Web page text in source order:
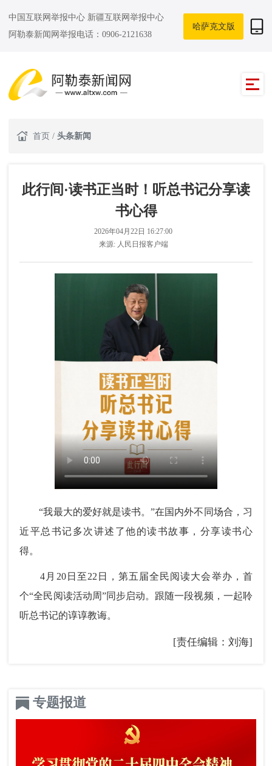
中国互联网举报中心 新疆互联网举报中心
阿勒泰新闻网举报电话：0906-2121638
哈萨克文版
首页 / 头条新闻
此行间·读书正当时！听总书记分享读
书心得
2026年04月22日 16:27:00
来源: 人民日报客户端
“我最大的爱好就是读书。”在国内外不同场合，习
近平总书记多次讲述了他的读书故事，分享读书心
得。
4月20日至22日，第五届全民阅读大会举办，首
个“全民阅读活动周”同步启动。跟随一段视频，一起聆
听总书记的谆谆教诲。
[责任编辑：刘海]
专题报道